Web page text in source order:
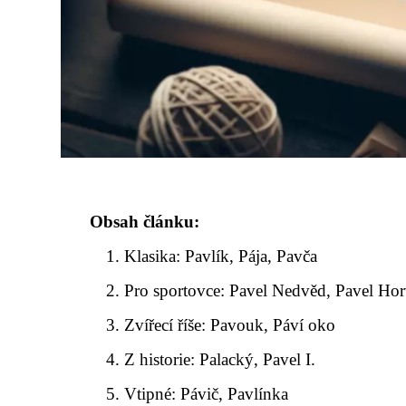
Obsah článku:
Klasika: Pavlík, Pája, Pavča
Pro sportovce: Pavel Nedvěd, Pavel
Zvířecí říše: Pavouk, Páví oko
Z historie: Palacký, Pavel I.
Vtipné: Pávič, Pavlínka